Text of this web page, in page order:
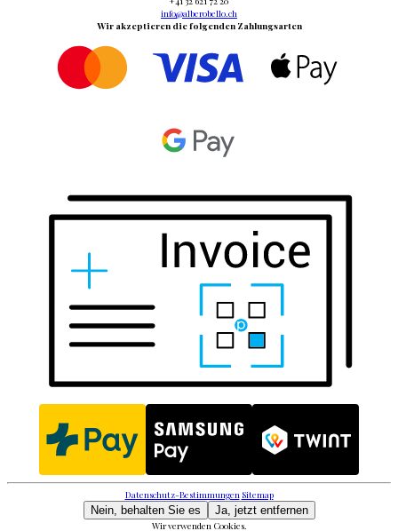
info@alberobello.ch
Wir akzeptieren die folgenden Zahlungsarten
Datenschutz-Bestimmungen Sitemap
Nein, behalten Sie es Ja, jetzt entfernen
Wir verwenden Cookies.